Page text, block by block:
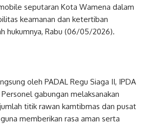
seputaran Kota Wamena dalam
keamanan dan ketertiban
hukumnya, Rabu (06/05/2026).
oleh PADAL Regu Siaga II, IPDA
gabungan melaksanakan
titik rawan kamtibmas dan pusat
memberikan rasa aman serta